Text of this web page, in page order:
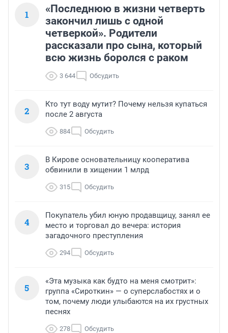
1
«Последнюю в жизни четверть
закончил лишь с одной
четверкой». Родители
рассказали про сына, который
всю жизнь боролся с раком
3 644 Обсудить
2
Кто тут воду мутит? Почему нельзя купаться
после 2 августа
884 Обсудить
3
В Кирове основательницу кооператива
обвинили в хищении 1 млрд
315 Обсудить
4
Покупатель убил юную продавщицу, занял ее
место и торговал до вечера: история
загадочного преступления
294 Обсудить
5
«Эта музыка как будто на меня смотрит»:
группа «Сироткин» — о суперслабостях и о
том, почему люди улыбаются на их грустных
песнях
278 Обсудить